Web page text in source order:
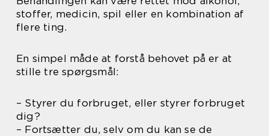
stoffer, medicin, spil eller en kombination af
flere ting.
En simpel måde at forstå behovet på er at
stille tre spørgsmål:
– Styrer du forbruget, eller styrer forbruget
dig?
– Fortsætter du, selv om du kan se de